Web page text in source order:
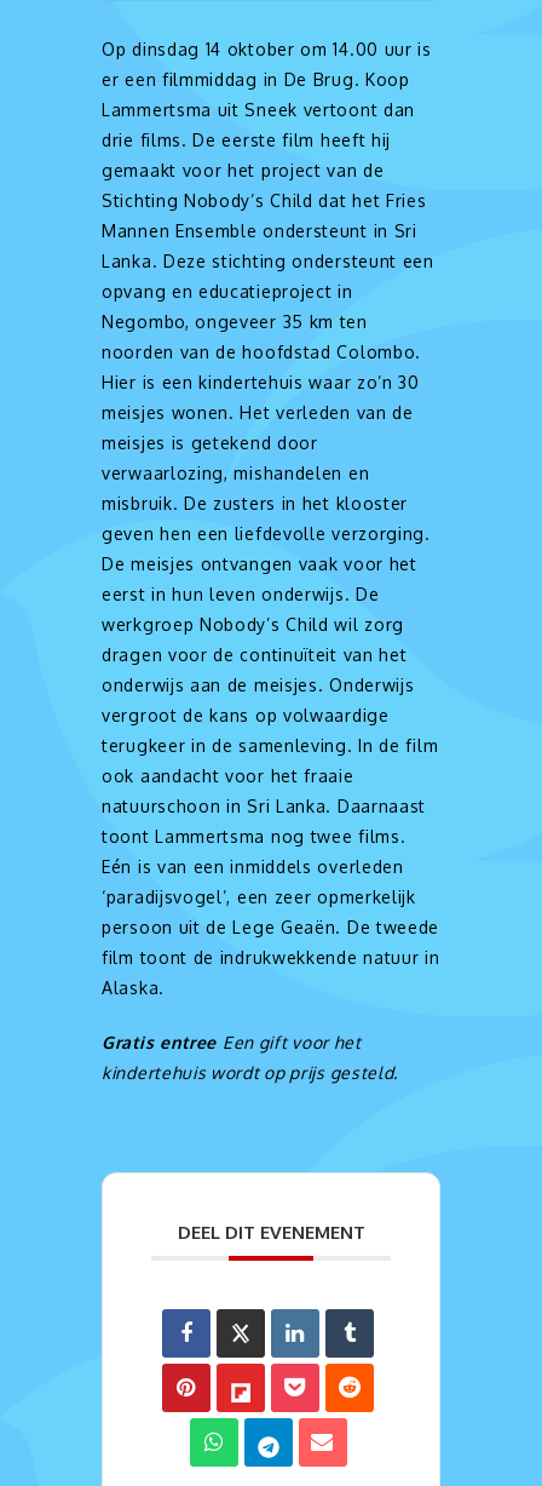
Op dinsdag 14 oktober om 14.00 uur is
er een filmmiddag in De Brug. Koop
Lammertsma uit Sneek vertoont dan
drie films. De eerste film heeft hij
gemaakt voor het project van de
Stichting Nobody’s Child dat het Fries
Mannen Ensemble ondersteunt in Sri
Lanka. Deze stichting ondersteunt een
opvang en educatieproject in
Negombo, ongeveer 35 km ten
noorden van de hoofdstad Colombo.
Hier is een kindertehuis waar zo’n 30
meisjes wonen. Het verleden van de
meisjes is getekend door
verwaarlozing, mishandelen en
misbruik. De zusters in het klooster
geven hen een liefdevolle verzorging.
De meisjes ontvangen vaak voor het
eerst in hun leven onderwijs. De
werkgroep Nobody’s Child wil zorg
dragen voor de continuïteit van het
onderwijs aan de meisjes. Onderwijs
vergroot de kans op volwaardige
terugkeer in de samenleving. In de film
ook aandacht voor het fraaie
natuurschoon in Sri Lanka. Daarnaast
toont Lammertsma nog twee films.
Eén is van een inmiddels overleden
‘paradijsvogel’, een zeer opmerkelijk
persoon uit de Lege Geaën. De tweede
film toont de indrukwekkende natuur in
Alaska.
Gratis entree Een gift voor het
kindertehuis wordt op prijs gesteld.
DEEL DIT EVENEMENT